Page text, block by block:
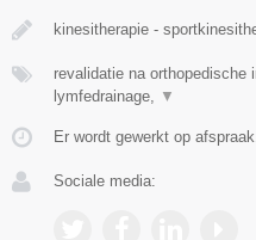
kinesitherapie -
revalidatie na orthopedische
lymfedrainage, ▼
Er wordt gewerkt op
Sociale media: